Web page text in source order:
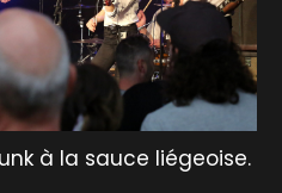
à la sauce liégeoise.